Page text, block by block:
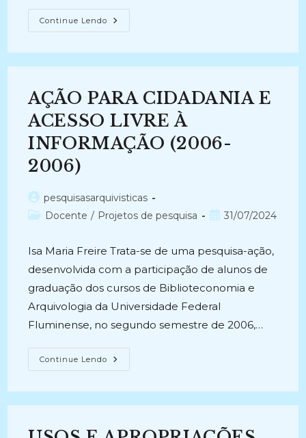
Continue Lendo A
TECNOLOGIA
NA
AÇÃO PARA CIDADANIA E
ACESSO LIVRE À
INFORMAÇÃO (2006-
2006)
Autor
do
pesquisasarquivisticas
Categoria
Docente / Projetos de pesquisa
Post31/07/2024
Isa Maria Freire Trata-se de uma pesquisa-ação,
desenvolvida com a participação de alunos de
graduação dos cursos de Biblioteconomia e
Arquivologia da Universidade Federal
Fluminense, no segundo semestre de 2006,…
Continue Lendo AÇÃO
PARA
LIVRE